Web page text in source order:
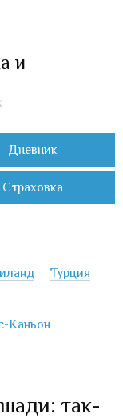
и
Дневник
Страховка
Турция
Каньон
так-